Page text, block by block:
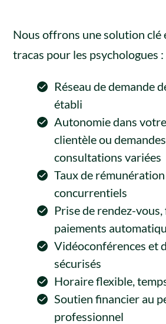
Nous offrons une solution clé
tracas pour les psychologues :
Réseau de demande
établi
Autonomie dans
clientèle ou
consultations variées
Taux de
concurrentiels
Prise de rendez-
paiements
Vidéoconférences et
sécurisés
Horaire flexible,
Soutien financier au
professionnel